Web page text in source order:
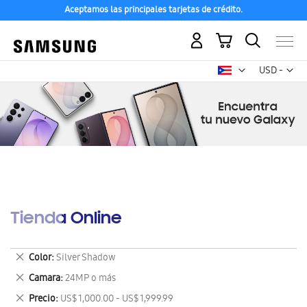
Aceptamos las principales tarjetas de crédito.
USD -
dólar
Mi carrito
Tienda Online
Color Silver Shadow
Eliminar
este
artículo
Camara 24MP o más
Eliminar
este
Precio US$ 1,000.00 - US$ 1,999.99
Eliminar